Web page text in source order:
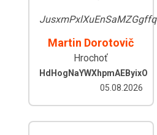
JusxmPxlXuEnSaMZGgffq
Martin Dorotovič
Hrochoť
HdHogNaYWXhpmAEByixO
05.08.2026